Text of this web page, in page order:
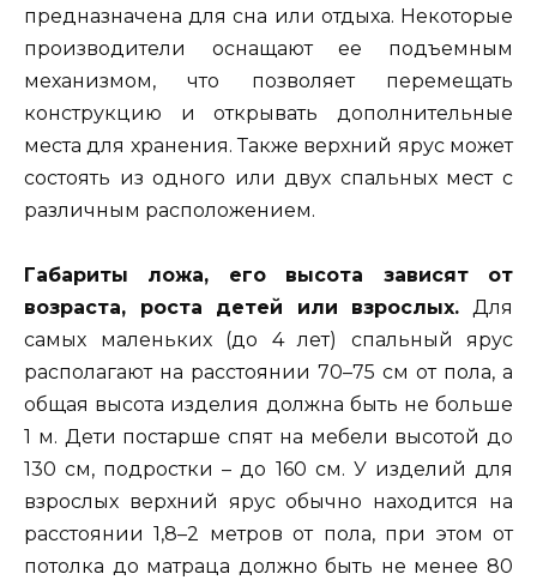
предназначена для сна или отдыха. Некоторые
производители оснащают ее подъемным
механизмом, что позволяет перемещать
конструкцию и открывать дополнительные
места для хранения. Также верхний ярус может
состоять из одного или двух спальных мест с
различным расположением.
Габариты ложа, его высота зависят от
возраста, роста детей или взрослых. Для
самых маленьких (до 4 лет) спальный ярус
располагают на расстоянии 70–75 см от пола, а
общая высота изделия должна быть не больше
1 м. Дети постарше спят на мебели высотой до
130 см, подростки – до 160 см. У изделий для
взрослых верхний ярус обычно находится на
расстоянии 1,8–2 метров от пола, при этом от
потолка до матраца должно быть не менее 80